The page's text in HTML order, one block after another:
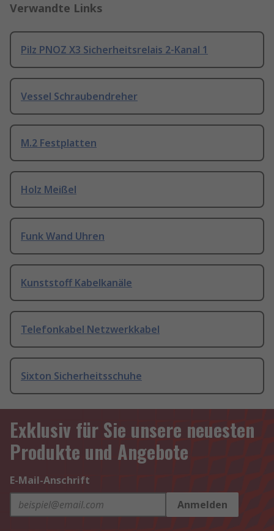
Verwandte Links
Pilz PNOZ X3 Sicherheitsrelais 2-Kanal 1
Vessel Schraubendreher
M.2 Festplatten
Holz Meißel
Funk Wand Uhren
Kunststoff Kabelkanäle
Telefonkabel Netzwerkkabel
Sixton Sicherheitsschuhe
Exklusiv für Sie unsere neuesten
Produkte und Angebote
E-Mail-Anschrift
Anmelden